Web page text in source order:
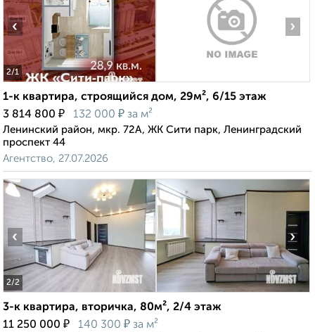
2/1
‹ ›
1-к квартира, строящийся дом, 29м², 6/15 этаж
3 814 800 ₽ 132 000 ₽ за м²
Ленинский район, мкр. 72А, ЖК Сити парк, Ленинградский
проспект 44
Агентство, 27.07.2026
2/2
‹ ›
3-к квартира, вторичка, 80м², 2/4 этаж
11 250 000 ₽ 140 300 ₽ за м²